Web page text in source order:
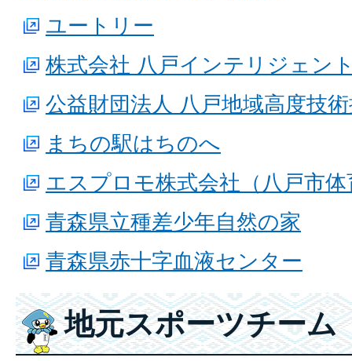
ユートリー
株式会社 八戸インテリジェン
公益財団法人 八戸地域高度技
まちの駅はちのへ
エスプロモ株式会社（八戸市
青森県立種差少年自然の家
青森県赤十字血液センター
地元スポーツチーム